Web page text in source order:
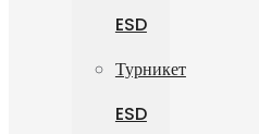
ESD
Турникет
ESD